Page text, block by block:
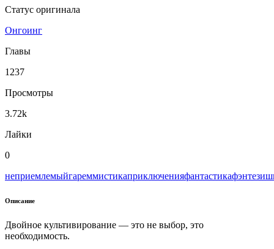
Статус оригинала
Онгоинг
Главы
1237
Просмотры
3.72k
Лайки
0
неприемлемыйгареммистикаприключенияфантастикафэнтези
Описание
Двойное культивирование — это не выбор, это
необходимость.